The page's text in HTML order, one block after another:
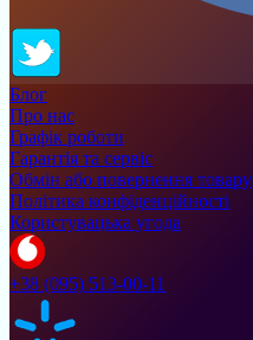
Блог
Про нас
Графік роботи
Гарантія та сервіс
Обмін або повернення товару
Політика конфіденційності
Користувацька угода
+38 (095) 513-00-11